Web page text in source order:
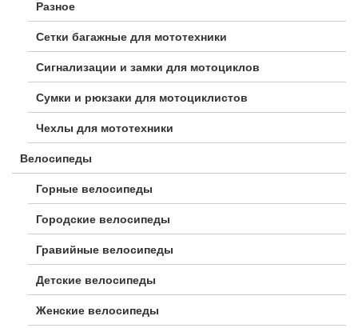
Разное
Сетки багажные для мототехники
Сигнализации и замки для мотоциклов
Сумки и рюкзаки для мотоциклистов
Чехлы для мототехники
Велосипеды
Горные велосипеды
Городские велосипеды
Гравийные велосипеды
Детские велосипеды
Женские велосипеды